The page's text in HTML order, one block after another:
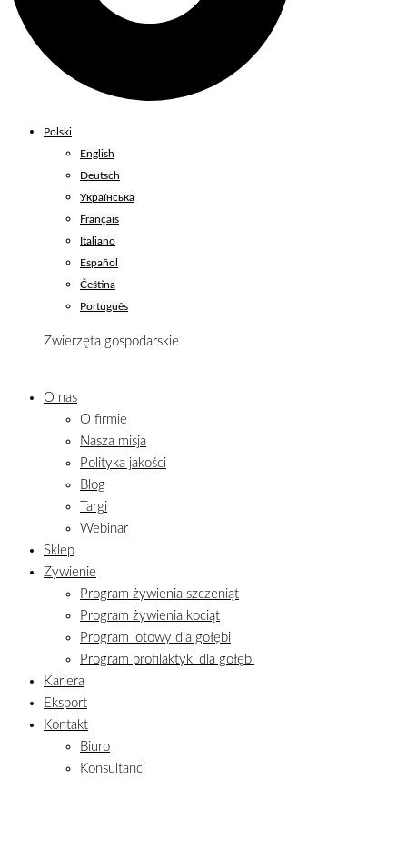
Polski
English
Deutsch
Українська
Français
Italiano
Español
Čeština
Português
Zwierzęta gospodarskie
O nas
O firmie
Nasza misja
Polityka jakości
Blog
Targi
Webinar
Sklep
Żywienie
Program żywienia szczeniąt
Program żywienia kociąt
Program lotowy dla gołębi
Program profilaktyki dla gołębi
Kariera
Eksport
Kontakt
Biuro
Konsultanci